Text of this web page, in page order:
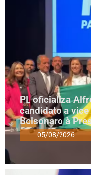
PL oficializa
candidato a
Bolsonaro à
05/08/2026